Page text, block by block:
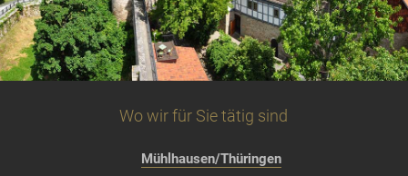
Wo wir für Sie tätig sind
Mühlhausen/Thüringen